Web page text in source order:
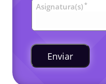
Asignatura(s) *
Enviar